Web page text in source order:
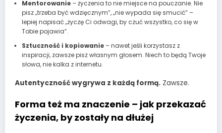
Mentorowanie– życzenia to nie miejsce na pouczanie. Nie
pisz „trzeba być wdzięcznym”, „nie wypada się smucić” –
lepiej napisać „życzę Ci odwagi, by czuć wszystko, co się w
Tobie pojawia”.
Sztuczność i kopiowanie– nawet jeśli korzystasz z
inspiracji, zawsze pisz własnym głosem. Niech to będą Twoje
słowa, nie kalka z internetu.
Autentyczność wygrywa z każdą formą. Zawsze.
Forma też ma znaczenie – jak przekazać
życzenia, by zostały na dłużej